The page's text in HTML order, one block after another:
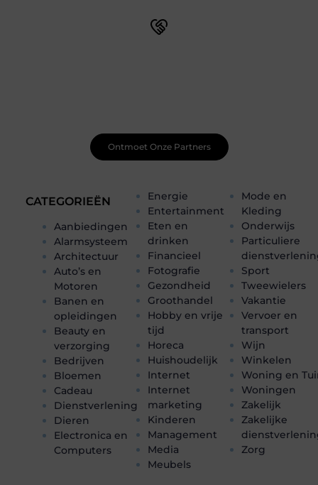
CATEGORIEËN
Aanbiedingen
Alarmsysteem
Architectuur
Auto’s en
Motoren
Banen en
opleidingen
Beauty en
verzorging
Bedrijven
Bloemen
Cadeau
Dienstverlening
Dieren
Electronica en
Computers
Energie
Entertainment
Eten en
drinken
Financieel
Fotografie
Gezondheid
Groothandel
Hobby en vrije
tijd
Horeca
Huishoudelijk
Internet
Internet
marketing
Kinderen
Management
Media
Meubels
Mode en
Kleding
Onderwijs
Particuliere
Sport
Tweewielers
Vakantie
Vervoer en
transport
Wijn
Winkelen
Woning en
Woningen
Zakelijk
Zakelijke
Zorg
Ontmoet Onze Partners